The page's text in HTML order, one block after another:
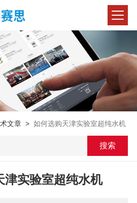
文章> 如何选购天津实验室超纯水机
津实验室超纯水机